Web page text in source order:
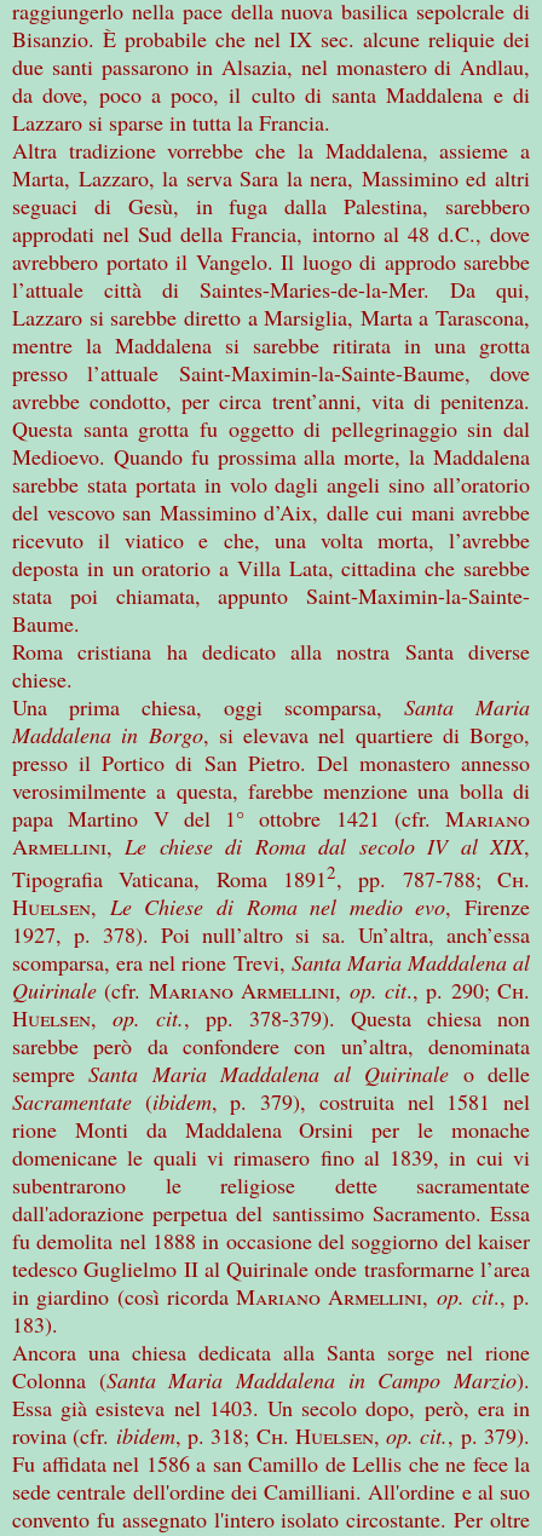
raggiungerlo nella pace della nuova basilica sepolcrale di
Bisanzio. È probabile che nel IX sec. alcune reliquie dei
due santi passarono in Alsazia, nel monastero di Andlau,
da dove, poco a poco, il culto di santa Maddalena e di
Lazzaro si sparse in tutta la Francia.
Altra tradizione vorrebbe che la Maddalena, assieme a
Marta, Lazzaro, la serva Sara la nera, Massimino ed altri
seguaci di Gesù, in fuga dalla Palestina, sarebbero
approdati nel Sud della Francia, intorno al 48 d.C., dove
avrebbero portato il Vangelo. Il luogo di approdo sarebbe
l’attuale città di Saintes-Maries-de-la-Mer. Da qui,
Lazzaro si sarebbe diretto a Marsiglia, Marta a Tarascona,
mentre la Maddalena si sarebbe ritirata in una grotta
presso l’attuale Saint-Maximin-la-Sainte-Baume, dove
avrebbe condotto, per circa trent’anni, vita di penitenza.
Questa santa grotta fu oggetto di pellegrinaggio sin dal
Medioevo. Quando fu prossima alla morte, la Maddalena
sarebbe stata portata in volo dagli angeli sino all’oratorio
del vescovo san Massimino d’Aix, dalle cui mani avrebbe
ricevuto il viatico e che, una volta morta, l’avrebbe
deposta in un oratorio a Villa Lata, cittadina che sarebbe
stata poi chiamata, appunto Saint-Maximin-la-Sainte-
Baume.
Roma cristiana ha dedicato alla nostra Santa diverse
chiese.
Una prima chiesa, oggi scomparsa, Santa Maria
Maddalena in Borgo, si elevava nel quartiere di Borgo,
presso il Portico di San Pietro. Del monastero annesso
verosimilmente a questa, farebbe menzione una bolla di
papa Martino V del 1° ottobre 1421 (cfr. Mariano
Armellini, Le chiese di Roma dal secolo IV al XIX,
Tipografia Vaticana, Roma 18912, pp. 787-788; Ch.
Huelsen, Le Chiese di Roma nel medio evo, Firenze
1927, p. 378). Poi null’altro si sa. Un’altra, anch’essa
scomparsa, era nel rione Trevi, Santa Maria Maddalena al
Quirinale (cfr. Mariano Armellini, op. cit., p. 290; Ch.
Huelsen, op. cit., pp. 378-379). Questa chiesa non
sarebbe però da confondere con un’altra, denominata
sempreSanta Maria Maddalena al Quirinale o delle
Sacramentate (ibidem, p. 379), costruita nel 1581 nel
rione Monti da Maddalena Orsini per le monache
domenicane le quali vi rimasero fino al 1839, in cui vi
subentrarono le religiose dette sacramentate
dall'adorazione perpetua del santissimo Sacramento. Essa
fu demolita nel 1888 in occasione del soggiorno del kaiser
tedesco Guglielmo II al Quirinale onde trasformarne l’area
in giardino (così ricorda Mariano Armellini, op. cit., p.
183).
Ancora una chiesa dedicata alla Santa sorge nel rione
Colonna (Santa Maria Maddalena in Campo Marzio).
Essa già esisteva nel 1403. Un secolo dopo, però, era in
rovina (cfr. ibidem, p. 318; Ch. Huelsen,op. cit., p. 379).
Fu affidata nel 1586 a san Camillo de Lellis che ne fece la
sede centrale dell'ordine dei Camilliani. All'ordine e al suo
convento fu assegnato l'intero isolato circostante. Per oltre